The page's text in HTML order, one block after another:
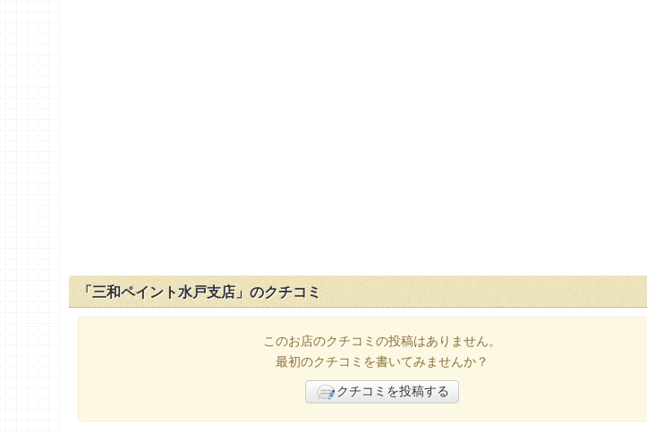
「三和ペイント水戸支店」のクチコミ
このお店のクチコミの投稿はありません。
最初のクチコミを書いてみませんか？
クチコミを投稿する